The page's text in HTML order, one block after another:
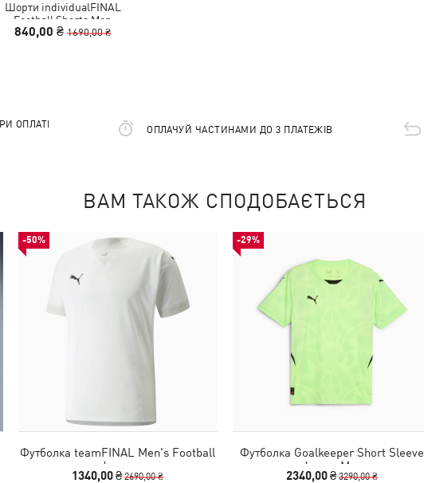
Шорти individualFINAL
Football Shorts Men
840,00 ₴ 1690,00 ₴
ОПЛАТІ
ОПЛАЧУЙ ЧАСТИНАМИ ДО 3 ПЛАТЕЖІВ
ВАМ ТАКОЖ СПОДОБАЄТЬСЯ
-50%
Футболка teamFINAL Men's Football
Jersey
1340,00 ₴2690,00 ₴
-29%
Футболка Goalkeeper Short Sleeve
Jersey Men
2340,00 ₴3290,00 ₴